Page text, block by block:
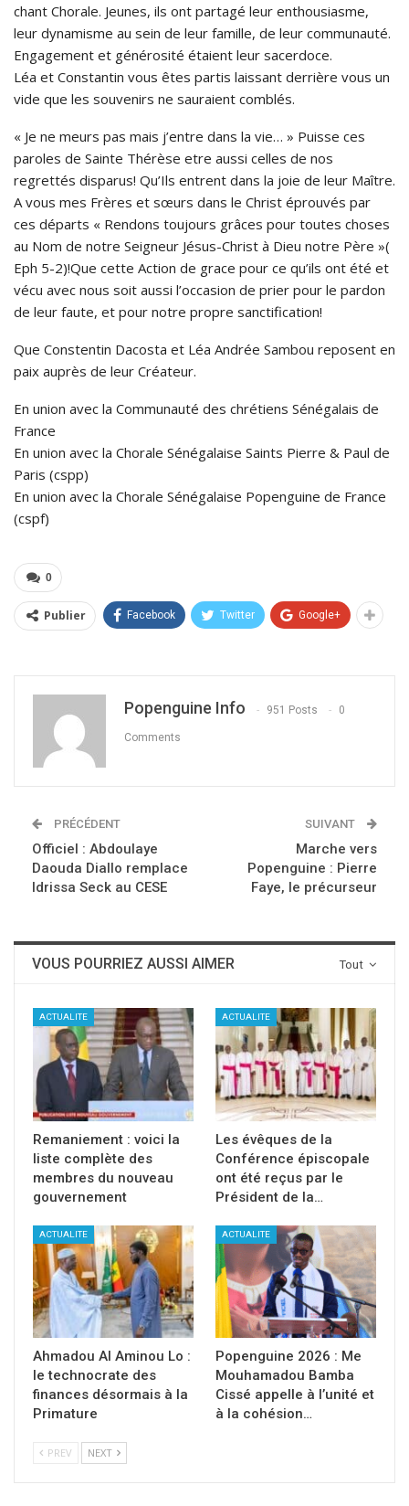
chant Chorale. Jeunes, ils ont partagé leur enthousiasme,
leur dynamisme au sein de leur famille, de leur communauté.
Engagement et générosité étaient leur sacerdoce.
Léa et Constantin vous êtes partis laissant derrière vous un
vide que les souvenirs ne sauraient comblés.
« Je ne meurs pas mais j’entre dans la vie… » Puisse ces
paroles de Sainte Thérèse etre aussi celles de nos
regrettés disparus! Qu’Ils entrent dans la joie de leur Maître.
A vous mes Frères et sœurs dans le Christ éprouvés par
ces départs « Rendons toujours grâces pour toutes choses
au Nom de notre Seigneur Jésus-Christ à Dieu notre Père »(
Eph 5-2)!Que cette Action de grace pour ce qu’ils ont été et
vécu avec nous soit aussi l’occasion de prier pour le pardon
de leur faute, et pour notre propre sanctification!
Que Constentin Dacosta et Léa Andrée Sambou reposent en
paix auprès de leur Créateur.
En union avec la Communauté des chrétiens Sénégalais de
France
En union avec la Chorale Sénégalaise Saints Pierre & Paul de
Paris (cspp)
En union avec la Chorale Sénégalaise Popenguine de France
(cspf)
0
Publier Facebook Twitter Google+
Popenguine Info 951 Posts 0
Comments
PRÉCÉDENT
Officiel : Abdoulaye
Daouda Diallo remplace
Idrissa Seck au CESE
SUIVANT
Marche vers
Popenguine : Pierre
Faye, le précurseur
Tout
VOUS POURRIEZ AUSSI AIMER
ACTUALITE
Remaniement : voici la
liste complète des
membres du nouveau
gouvernement
ACTUALITE
Les évêques de la
Conférence épiscopale
ont été reçus par le
Président de la…
ACTUALITE
Ahmadou Al Aminou Lo :
le technocrate des
finances désormais à la
Primature
ACTUALITE
Popenguine 2026 : Me
Mouhamadou Bamba
Cissé appelle à l’unité et
à la cohésion…
PREV NEXT